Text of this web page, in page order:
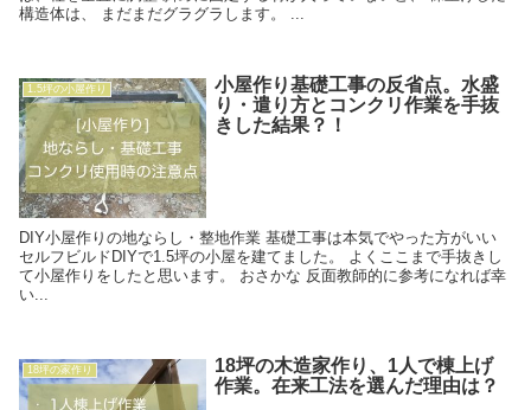
構造体は、 まだまだグラグラします。 ...
1.5坪の小屋作り
小屋作り基礎工事の反省点。水盛
り・遣り方とコンクリ作業を手抜
きした結果？！
DIY小屋作りの地ならし・整地作業 基礎工事は本気でやった方がいい
セルフビルドDIYで1.5坪の小屋を建てました。 よくここまで手抜きし
て小屋作りをしたと思います。 おさかな 反面教師的に参考になれば幸
い...
18坪の家作り
18坪の木造家作り、1人で棟上げ
作業。在来工法を選んだ理由は？